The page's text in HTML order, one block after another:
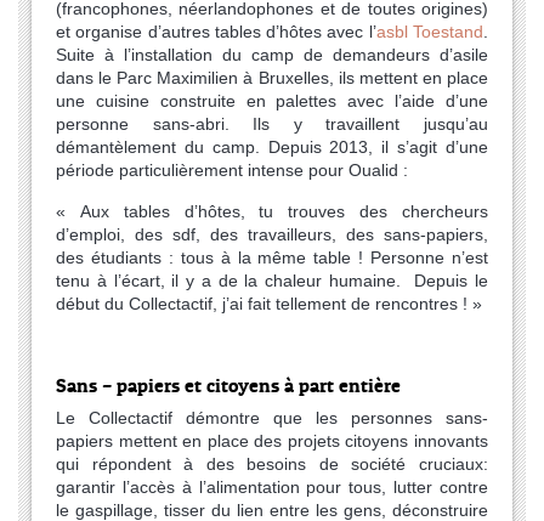
(francophones, néerlandophones et de toutes origines)
et organise d’autres tables d’hôtes avec l’asbl Toestand
Suite à l’installation du camp de demandeurs d’asile
dans le Parc Maximilien à Bruxelles, ils mettent en place
une cuisine construite en palettes avec l’aide d’une
personne sans-abri. Ils y travaillent jusqu’au
démantèlement du camp. Depuis 2013, il s’agit d’une
période particulièrement intense pour Oualid :
« Aux tables d’hôtes, tu trouves des chercheurs
d’emploi, des sdf, des travailleurs, des sans-papiers,
des étudiants : tous à la même table ! Personne n’est
tenu à l’écart, il y a de la chaleur humaine. Depuis le
début du Collectactif, j’ai fait tellement de rencontres ! »
Sans – papiers et citoyens à part entière
Le Collectactif démontre que les personnes sans-
papiers mettent en place des projets citoyens innovants
qui répondent à des besoins de société cruciaux:
garantir l’accès à l’alimentation pour tous, lutter contre
le gaspillage, tisser du lien entre les gens, déconstruire